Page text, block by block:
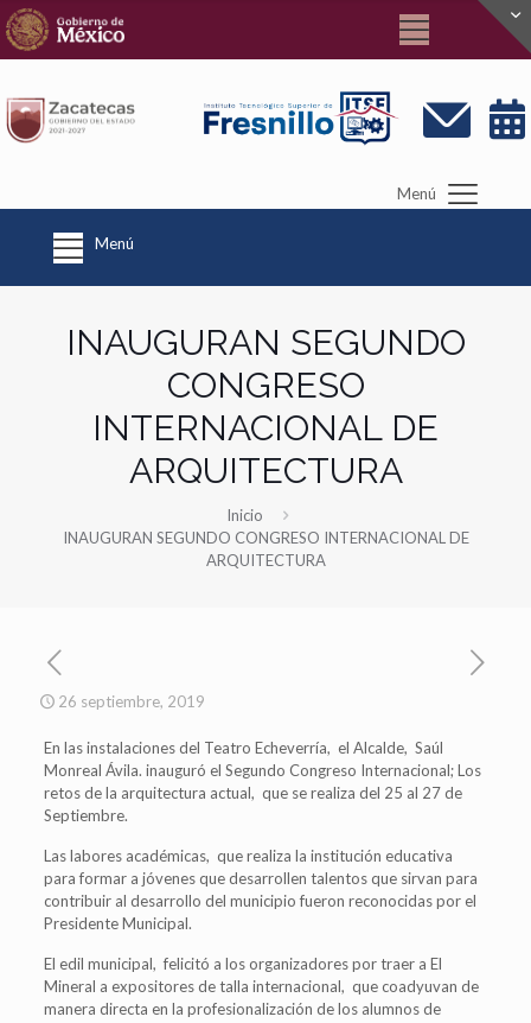
Menú
Menú
INAUGURAN SEGUNDO
CONGRESO
INTERNACIONAL DE
ARQUITECTURA
Inicio
INAUGURAN SEGUNDO CONGRESO INTERNACIONAL DE
ARQUITECTURA
26 septiembre, 2019
En las instalaciones del Teatro Echeverría, el Alcalde, Saúl
Monreal Ávila. inauguró el Segundo Congreso Internacional; Los
retos de la arquitectura actual, que se realiza del 25 al 27 de
Septiembre.
Las labores académicas, que realiza la institución educativa
para formar a jóvenes que desarrollen talentos que sirvan para
contribuir al desarrollo del municipio fueron reconocidas por el
Presidente Municipal.
El edil municipal, felicitó a los organizadores por traer a El
Mineral a expositores de talla internacional, que coadyuvan de
manera directa en la profesionalización de los alumnos de